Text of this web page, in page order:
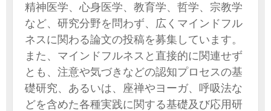
精神医学、心身医学、教育学、哲学、宗教学
など、研究分野を問わず、広くマインドフル
ネスに関わる論文の投稿を募集しています。
また、マインドフルネスと直接的に関連せず
とも、注意や気づきなどの認知プロセスの基
礎研究、あるいは、座禅やヨーガ、呼吸法な
どを含めた各種実践に関する基礎及び応用研